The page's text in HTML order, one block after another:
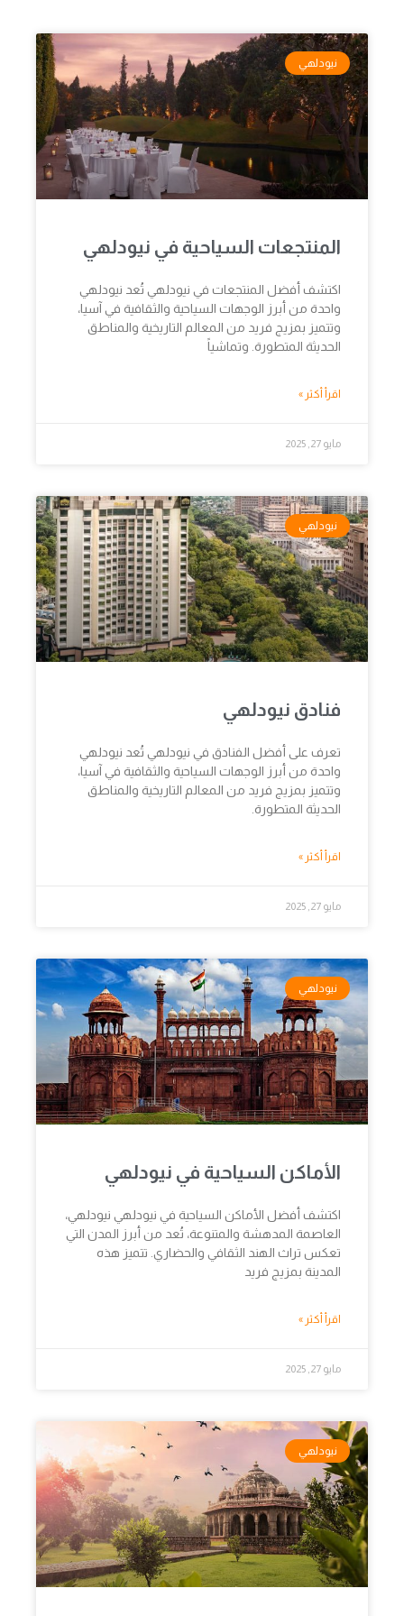
نيودلهي
المنتجعات السياحية في نيودلهي
اكتشف أفضل المنتجعات في نيودلهي تُعد نيودلهي
واحدة من أبرز الوجهات السياحية والثقافية في آسيا،
وتتميز بمزيج فريد من المعالم التاريخية والمناطق
الحديثة المتطورة. وتماشياً
اقرأ أكثر »
مايو 27, 2025
نيودلهي
فنادق نيودلهي
تعرف على أفضل الفنادق في نيودلهي تُعد نيودلهي
واحدة من أبرز الوجهات السياحية والثقافية في آسيا،
وتتميز بمزيج فريد من المعالم التاريخية والمناطق
الحديثة المتطورة.
اقرأ أكثر »
مايو 27, 2025
نيودلهي
الأماكن السياحية في نيودلهي
اكتشف أفضل الأماكن السياحية في نيودلهي نيودلهي،
العاصمة المدهشة والمتنوعة، تُعد من أبرز المدن التي
تعكس تراث الهند الثقافي والحضاري. تتميز هذه
المدينة بمزيج فريد
اقرأ أكثر »
مايو 27, 2025
نيودلهي